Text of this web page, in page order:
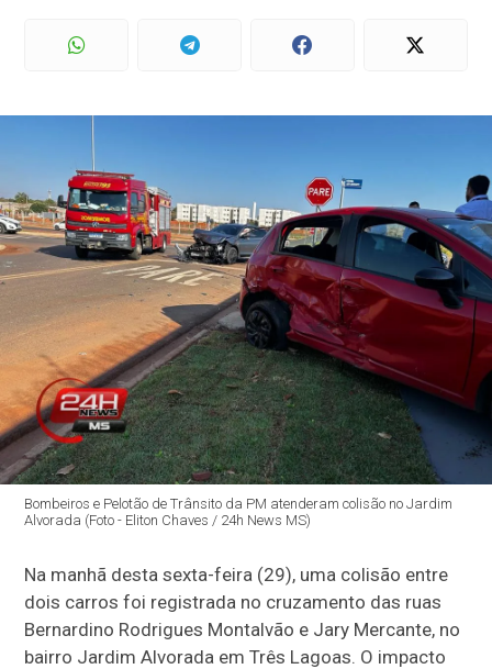
Bombeiros e Pelotão de Trânsito da PM atenderam colisão no Jardim
Alvorada (Foto - Eliton Chaves / 24h News MS)
Na manhã desta sexta-feira (29), uma colisão entre
dois carros foi registrada no cruzamento das ruas
Bernardino Rodrigues Montalvão e Jary Mercante, no
bairro Jardim Alvorada em Três Lagoas. O impacto